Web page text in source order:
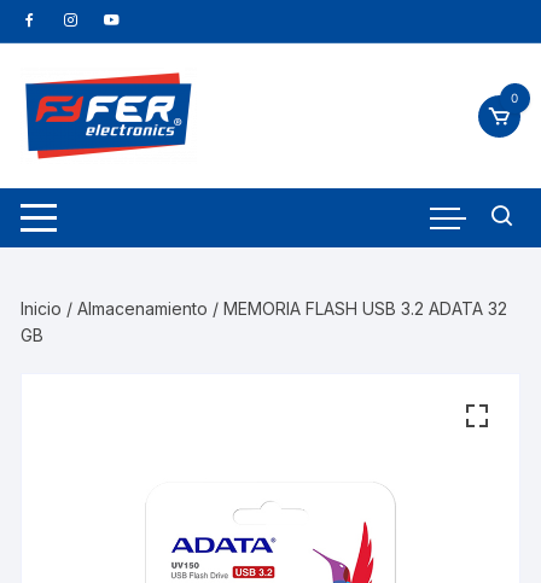
0
Inicio /Almacenamiento / MEMORIA FLASH USB 3.2 ADATA 32
GB